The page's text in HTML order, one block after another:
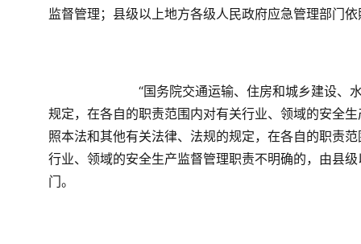
监督管理；县级以上地方各级人民政府应急管理部门
“国务院交通运输、住房和城乡建设、
规定，在各自的职责范围内对有关行业、领域的安全
照本法和其他有关法律、法规的规定，在各自的职责
行业、领域的安全生产监督管理职责不明确的，由县
门。